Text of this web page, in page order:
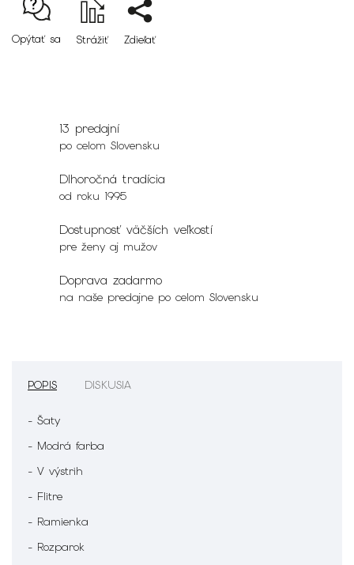
Opýtať sa Strážiť Zdieľať
13 predajní
po celom Slovensku
Dlhoročná tradícia
od roku 1995
Dostupnosť väčších veľkostí
pre ženy aj mužov
Doprava zadarmo
na naše predajne po celom Slovensku
POPIS DISKUSIA
- Šaty
- Modrá farba
- V výstrih
- Flitre
- Ramienka
- Rozparok